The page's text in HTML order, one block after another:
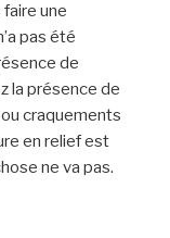
une
pas été
de
la présence de
craquements
en relief est
ne va pas.